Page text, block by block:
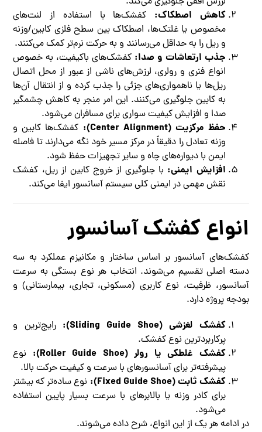
کاهش اصطکاک: کفشک‌ها با استفاده از لنت‌های
مخصوص یا غلتک‌ها، اصطکاک بین سطح فلزی کابین/وزنه
و ریل را به حداقل می‌رسانند و به حرکت نرم‌تر کمک می‌کنند.
جذب ارتعاشات و صدا: کفشک‌های باکیفیت، به خصوص
انواع فنری و رولری، لرزش‌های ناشی از عبور از محل اتصال
ریل‌ها یا ناهمواری‌های جزئی را جذب کرده و از انتقال آن‌ها
به کابین جلوگیری می‌کنند. این امر منجر به کاهش چشمگیر
صدا و افزایش کیفیت سواری برای مسافران می‌شود.
حفظ مرکزیت (Center Alignment):
کفشک‌ها کابین و
وزنه تعادل را دقیقاً در مرکز مسیر خود نگه می‌دارند تا فاصله
ایمن با دیواره‌های چاه و سایر تجهیزات حفظ شود.
افزایش ایمنی: با جلوگیری از خروج کابین از ریل، کفشک
نقش مهمی در ایمنی کلی سیستم آسانسور ایفا می‌کند.
انواع کفشک آسانسور
کفشک‌های آسانسور بر اساس ساختار و مکانیزم عملکرد به سه
دسته اصلی تقسیم می‌شوند. انتخاب هر نوع بستگی به سرعت
آسانسور، ظرفیت، نوع کاربری (مسکونی، تجاری، بیمارستانی) و
بودجه پروژه دارد.
کفشک لغزشی (Sliding Guide Shoe):
رایج‌ترین و
پرکاربردترین نوع کفشک.
کفشک غلطکی یا رولر (Roller Guide Shoe):
نوع
پیشرفته‌تر برای آسانسورهای با سرعت و کیفیت حرکت بالا.
کفشک ثابت (Fixed Guide Shoe):
نوع ساده‌تر که بیشتر
برای کادر وزنه یا بالابرهای با سرعت بسیار پایین استفاده
می‌شود.
در ادامه هر یک از این انواع، شرح داده می‌شوند.